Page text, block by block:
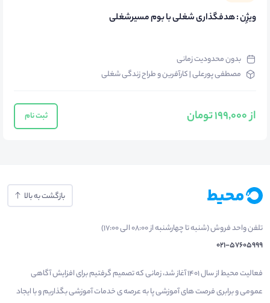
ویژِن : هدفگذاری شغلی با بوم مسیرشغلی
بدون محدودیت زمانی
مصطفی پورعلی | کارآفرین و طراح زندگی شغلی
از 199,000 تومان ثبت نام
بازگشت به بالا
تلفن واحد فروش (شنبه تا چهارشنبه از 08:00 الی 17:00)
021-57605999
فعالیت محیط از سال 1401 آغاز شد، زمانی که تصمیم گرفتیم برای افزایش آگاهی
عمومی و برابری فرصت های آموزشی پا به عرصه ی خدمات آموزشی بگذاریم و با ایجاد